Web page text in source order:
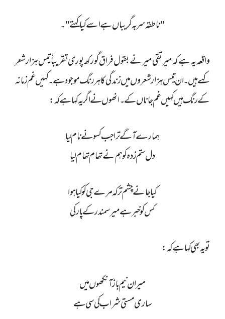
"ناطقہ سر بہ گریباں ہے اسے کیا کہتے "۔
واقعہ یہ ہے کہ میر تقی میر نے بقول فراق گورکھ پوری تقریباٗ تیس ہزار شعر
کہے ہیں ۔ ان تیس ہزار شعروں میں زندگی کا ہر رنگ موجود ہے ۔ کہیں غم زمانہ
کے رنگ ہیں کہیں غم جاناں کے ۔انھوں نے اگر یہ کہا ہے کہ:
ہمارے آگے ترا جب کسو نے نام لیا
دل ستم زدہ کو ہم نے تھام تھام لیا
کیا جانے چشم تر کہ مرے جی کو کیا ہوا
کس کو خبر ہے میر سمندر کے پار کی
تو یہ بھی کہا ہے کہ:
میر ان نیم باز آنکھوں میں
ساری مستی شراب کی سی ہے